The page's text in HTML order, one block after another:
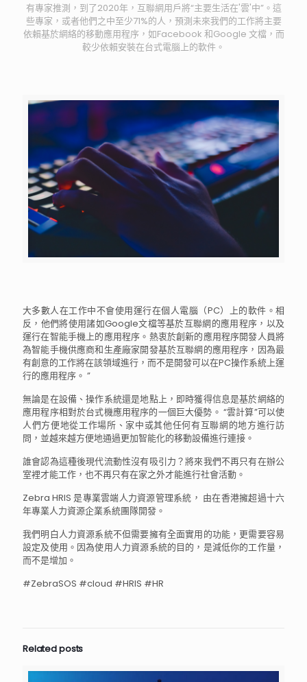
有專家推測，到了2020年，互聯網用戶將“主要生活在'雲'中”。這
些專家，或者他們之中至少71%的人，預測未來我們的工作將主要
依賴基於網絡的移動應用程序，如Facebook 和Google 文檔，而
較少依賴安裝在台式電腦上的軟件。
大多數人在工作中不會使用運行在個人電腦（PC）上的軟件。相
反，他們將使用諸如Google文檔等基於互聯網的應用程序，以及
運行在智能手機上的應用程序。熱衷於創新的應用程序開發人員將
為智能手機供應商和生產廠家開發基於互聯網的應用程序，因為最
有創意的工作將在該領域進行，而不是開發可以在PC操作系統上運
行的應用程序。 ”
無論是在設備、操作系統還是地點上，即時獲得信息是基於網絡的
應用程序相對於台式機應用程序的一個巨大優勢。 “雲計算”可以使
人們方便地從工作場所、家中或其他任何有互聯網的地方進行訪
問，並越來越方便地通過更加智能化的移動設備進行連接。
誰會認為這種後現代流動性沒有吸引力？將來我們不再只有在辦公
室裡才能工作，也不再只有在家之外才能進行社會活動。
Zebra HRIS 是專業雲端人力資源管理系統， 由在香港擁超過十六
年專業人力資源企業系統團隊開發。
我們明白人力資源系統不但需要擁有全面實用的功能，更需要容易
設定及使用。因為使用人力資源系統的目的，是減低你的工作量，
而不是增加。
#ZebraSOS #cloud #HRIS #HR
Related posts